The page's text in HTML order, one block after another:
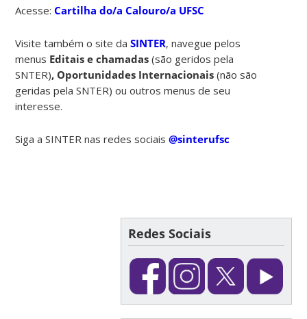
Acesse:Cartilha do/a Calouro/a UFSC
Visite também o site daSINTER, navegue pelos
menus Editais e chamadas (são geridos pela
SNTER), Oportunidades Internacionais (não são
geridas pela SNTER) ou outros menus de seu
interesse.
Siga a SINTER nas redes sociais@sinterufsc
Redes Sociais